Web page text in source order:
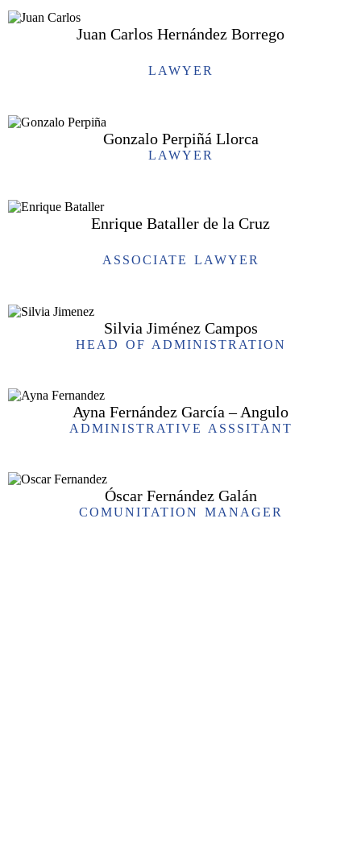
Juan Carlos Hernández Borrego
LAWYER
Gonzalo Perpiñá Llorca
LAWYER
Enrique Bataller de la Cruz
ASSOCIATE LAWYER
Silvia Jiménez Campos
HEAD OF ADMINISTRATION
Ayna Fernández García – Angulo
ADMINISTRATIVE ASSSITANT
Óscar Fernández Galán
COMUNITATION MANAGER